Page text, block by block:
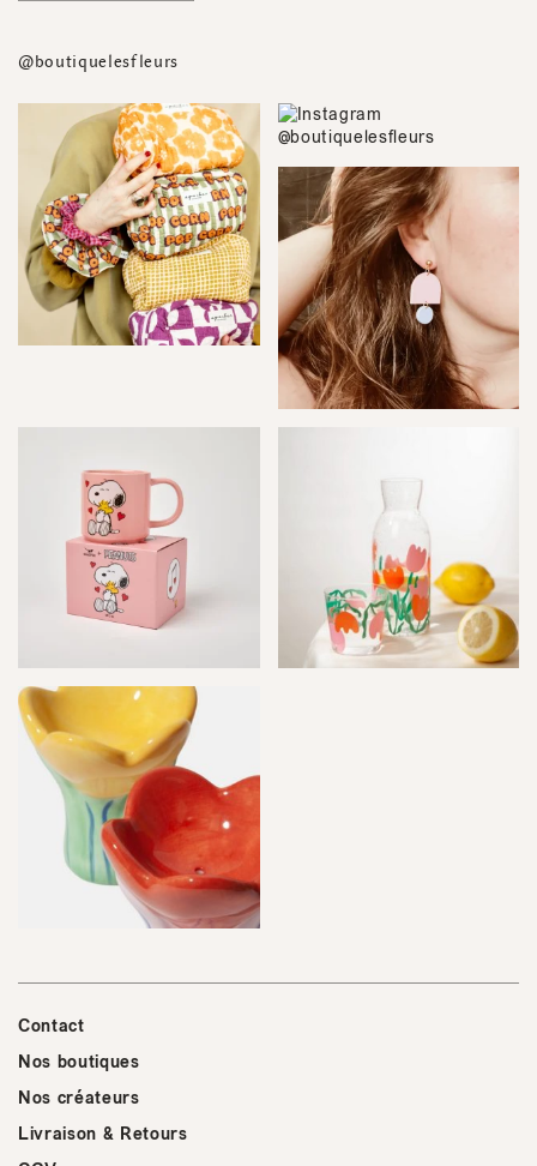
@boutiquelesfleurs
Contact
Nos boutiques
Nos créateurs
Livraison & Retours